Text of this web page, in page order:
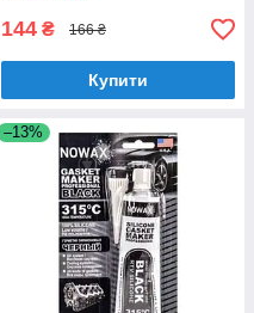
144 ₴ 166 ₴
Купити
–13%